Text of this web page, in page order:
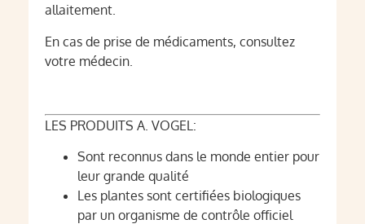
allaitement.
En cas de prise de médicaments, consultez
votre médecin.
LES PRODUITS A. VOGEL:
Sont reconnus dans le monde entier pour
leur grande qualité
Les plantes sont certifiées biologiques
par un organisme de contrôle officiel